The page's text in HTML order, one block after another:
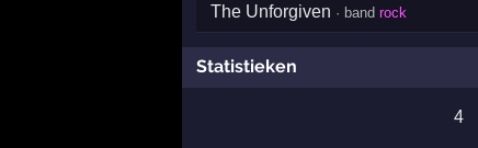
The Unforgiven · band rock
Statistieken
4